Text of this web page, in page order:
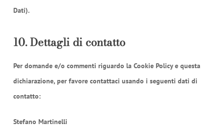
Dati).
10. Dettagli di contatto
Per domande e/o commenti riguardo la Cookie Policy e questa
dichiarazione, per favore contattaci usando i seguenti dati di
contatto:
Stefano Martinelli